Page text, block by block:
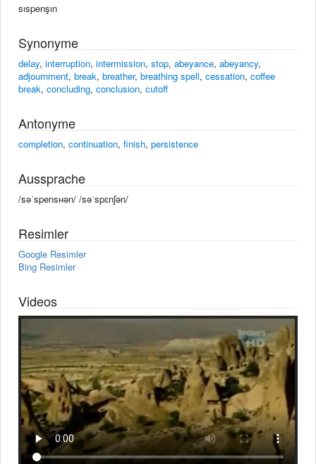
sıspenşın
Synonyme
delay, interruption, intermission, stop, abeyance, abeyancy,
adjournment, break, breather, breathing spell, cessation, coffee
break, concluding, conclusion, cutoff
Antonyme
completion, continuation, finish, persistence
Aussprache
/səˈspensʜən/ /səˈspɛnʃən/
Resimler
Google Resimler
Bing Resimler
Videos